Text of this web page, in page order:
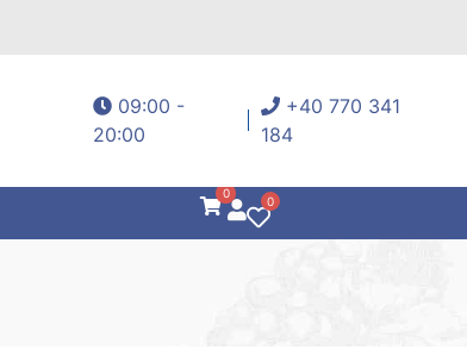
09:00 -
20:00
+40 770 341
184
0
0